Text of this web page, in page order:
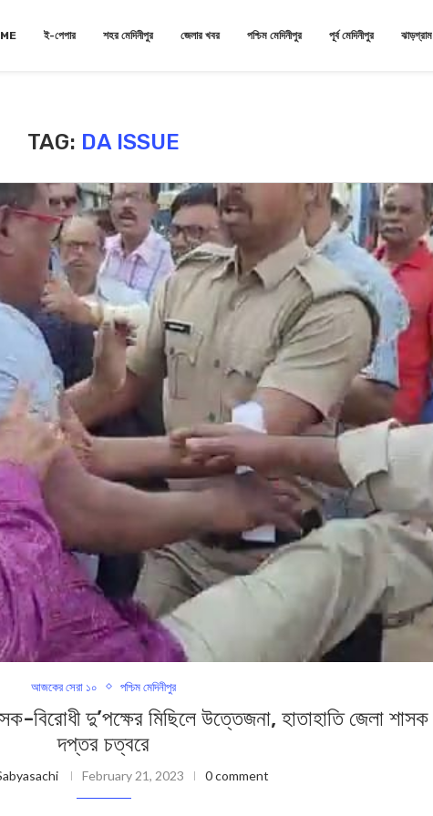
ই-পেপার শহর মেদিনীপুর জেলার খবর পশ্চিম মেদিনীপুর পূর্ব মেদিনীপুর ঝাড়গ্রাম
TAG: DA ISSUE
আজকের সেরা ১০ পশ্চিম মেদিনীপুর
দু’পক্ষের মিছিলে উত্তেজনা, হাতাহাতি জেলা শাসক
দপ্তর চত্বরে
February 21, 2023 0 comment